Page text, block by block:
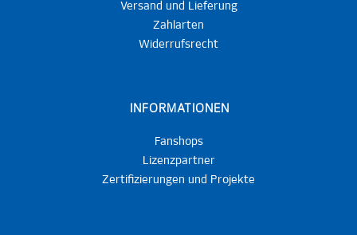
Versand und Lieferung
Zahlarten
Widerrufsrecht
INFORMATIONEN
Fanshops
Lizenzpartner
Zertifizierungen und Projekte